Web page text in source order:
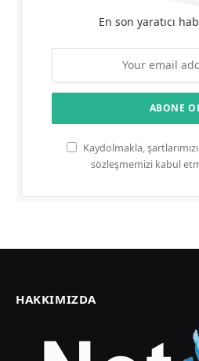
En son yaratıcı
Kaydolmakla,
sözleşmemizi kabul
HAKKIMIZDA